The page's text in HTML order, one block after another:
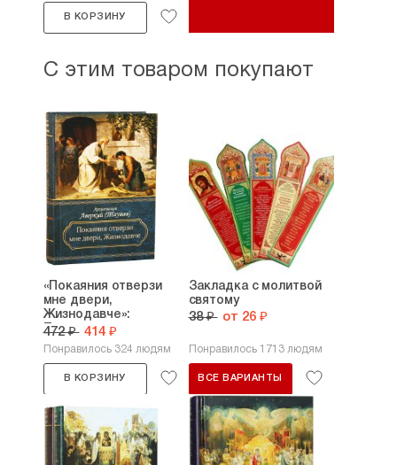
В КОРЗИНУ
С этим товаром покупают
«Покаяния отверзи
мне двери,
Жизнодавче»:
Поучения...
472 ₽ 414 ₽
Понравилось 324 людям
В КОРЗИНУ
Закладка с молитвой
святому
38 ₽ от 26 ₽
Понравилось 1713 людям
ВСЕ ВАРИАНТЫ